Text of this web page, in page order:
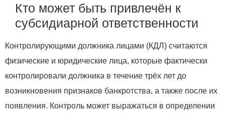
Кто может быть привлечён к
субсидиарной ответственности
Контролирующими должника лицами (КДЛ) считаются
физические и юридические лица, которые фактически
контролировали должника в течение трёх лет до
возникновения признаков банкротства, а также после их
появления. Контроль может выражаться в определении